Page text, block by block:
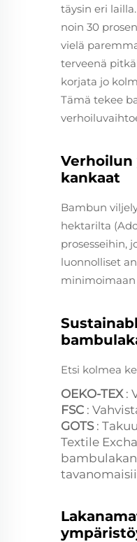
täysin eri
noin 30
vielä
terveenä
korjata jo
Tämä tekee
kankaat
Bambun
hektarilta
prosesseihin,
luonnolliset
Etsi kolmea
OEKO-TEX :
FSC :
GOTS :
Textile